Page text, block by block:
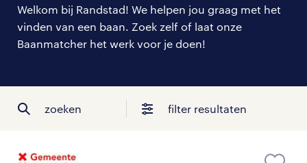
mijn carrière
over randstad
Welkom bij Randstad! We helpen jou graag met het
vinden van een baan. Zoek zelf of laat onze
Baanmatcher het werk voor je doen!
zoeken filter resultaten